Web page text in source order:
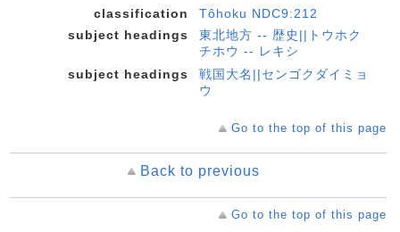
classification
Tôhoku NDC9:212
subject headings
東北地方 -- 歴史||トウホク
チホウ -- レキシ
subject headings
戦国大名||センゴクダイミョ
ウ
Go to the top of this page
Back to previous
Go to the top of this page